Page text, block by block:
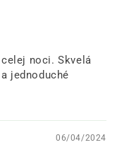
noci. Skvelá
jednoduché
06/04/2024